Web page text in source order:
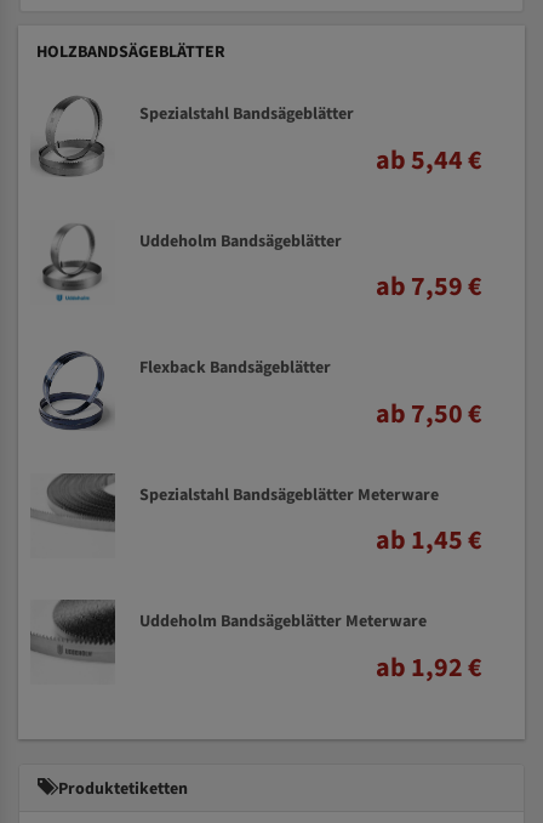
HOLZBANDSÄGEBLÄTTER
Spezialstahl Bandsägeblätter
ab 5,44 €
Uddeholm Bandsägeblätter
ab 7,59 €
Flexback Bandsägeblätter
ab 7,50 €
Spezialstahl Bandsägeblätter Meterware
ab 1,45 €
Uddeholm Bandsägeblätter Meterware
ab 1,92 €
Produktetiketten